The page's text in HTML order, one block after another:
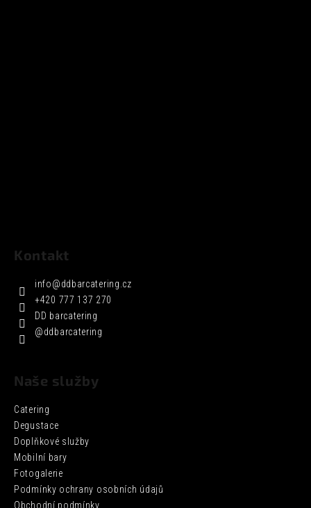
Kontakt
info@ddbarcatering.cz
+420 777 137 270
DD barcatering
@ddbarcatering
Naše služby
Catering
Degustace
Doplňkové služby
Mobilní bary
Fotogalerie
Podmínky ochrany osobních údajů
Obchodní podmínky